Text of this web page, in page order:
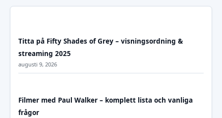
Titta på Fifty Shades of Grey – visningsordning &
streaming 2025
augusti 9, 2026
Filmer med Paul Walker – komplett lista och vanliga
frågor